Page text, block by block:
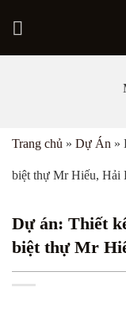
Trang chủ » Dự Án »
biệt thự Mr Hiếu, Hải
Dự án: Thiết
biệt thự Mr